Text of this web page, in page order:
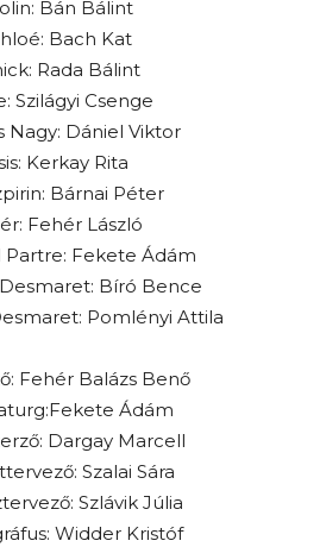
Bán Bálint
Bach Kat
Rada Bálint
Szilágyi Csenge
Nagy: Dániel Viktor
Kerkay Rita
Bárnai Péter
Fehér László
Partre: Fekete Ádám
Bíró Bence
Pomlényi Attila
Fehér Balázs Benő
Ádám
Dargay Marcell
Szalai Sára
Szlávik Júlia
Widder Kristóf